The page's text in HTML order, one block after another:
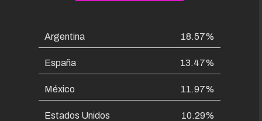
Argentina 18.57%
España 13.47%
México 11.97%
Estados Unidos 10.29%